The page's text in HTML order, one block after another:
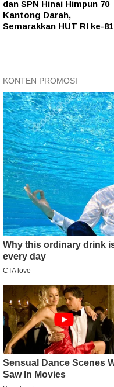
dan SPN Hinai Himpun 70
Kantong Darah,
Semarakkan HUT RI ke-81